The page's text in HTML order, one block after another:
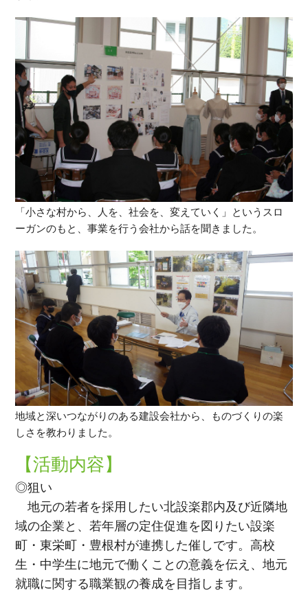
「小さな村から、人を、社会を、変えていく」というスロ
ーガンのもと、事業を行う会社から話を聞きました。
地域と深いつながりのある建設会社から、ものづくりの楽
しさを教わりました。
【活動内容】
◎狙い
地元の若者を採用したい北設楽郡内及び近隣地
域の企業と、若年層の定住促進を図りたい設楽
町・東栄町・豊根村が連携した催しです。高校
生・中学生に地元で働くことの意義を伝え、地元
就職に関する職業観の養成を目指します。